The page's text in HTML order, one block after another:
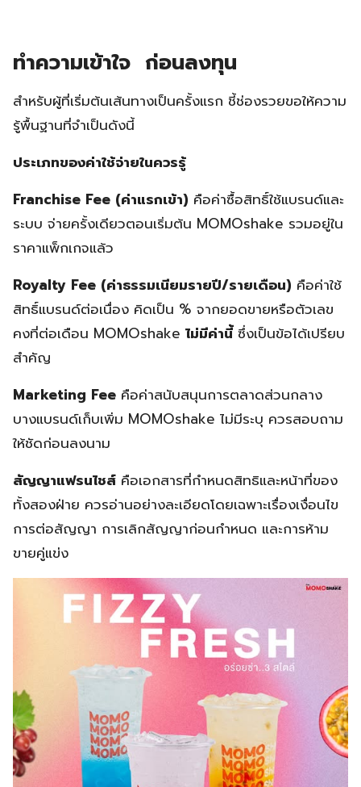
ทำความเข้าใจ ก่อนลงทุน
สำหรับผู้ที่เริ่มต้นเส้นทางเป็นครั้งแรก ชี้ช่องรวยขอให้ความ
รู้พื้นฐานที่จำเป็นดังนี้
ประเภทของค่าใช้จ่ายในควรรู้
Franchise Fee (ค่าแรกเข้า) คือค่าซื้อสิทธิ์ใช้แบรนด์และ
ระบบ จ่ายครั้งเดียวตอนเริ่มต้น MOMOshake รวมอยู่ใน
ราคาแพ็กเกจแล้ว
Royalty Fee (ค่าธรรมเนียมรายปี/รายเดือน) คือค่าใช้
สิทธิ์แบรนด์ต่อเนื่อง คิดเป็น % จากยอดขายหรือตัวเลข
คงที่ต่อเดือน MOMOshake ไม่มีค่านี้ซึ่งเป็นข้อได้เปรียบ
สำคัญ
Marketing Fee คือค่าสนับสนุนการตลาดส่วนกลาง
บางแบรนด์เก็บเพิ่ม MOMOshake ไม่มีระบุ ควรสอบถาม
ให้ชัดก่อนลงนาม
สัญญาแฟรนไชส์ คือเอกสารที่กำหนดสิทธิและหน้าที่ของ
ทั้งสองฝ่าย ควรอ่านอย่างละเอียดโดยเฉพาะเรื่องเงื่อนไข
การต่อสัญญา การเลิกสัญญาก่อนกำหนด และการห้าม
ขายคู่แข่ง